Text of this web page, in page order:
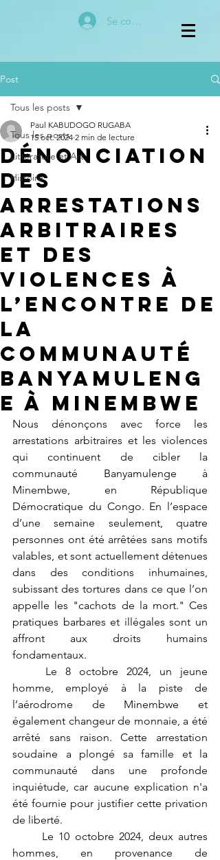
Se connecter
Post
Tous les posts
Littérature et Art
Histoire
Tous les posts
Dénonciation
des
Arrestations
Arbitraires
et des
Violences à
l’Encontre de
la
Communauté
Banyamuleng
e à Minembwe
Paul KABUDOGO RUGABA
15 oct. 2024 2 min de lecture
Nous dénonçons avec force les
arrestations arbitraires et les violences
qui continuent de cibler la
communauté Banyamulenge à
Minembwe, en République
Démocratique du Congo. En l’espace
d’une semaine seulement, quatre
personnes ont été arrêtées sans motifs
valables, et sont actuellement détenues
dans des conditions inhumaines,
subissant des tortures dans ce que l’on
appelle les "cachots de la mort." Ces
pratiques barbares et illégales sont un
affront aux droits humains
fondamentaux.
homme, employé à la piste de
l’aérodrome de Minembwe et
également changeur de monnaie, a été
arrêté sans raison. Cette arrestation
soudaine a plongé sa famille et la
communauté dans une profonde
inquiétude, car aucune explication n'a
été fournie pour justifier cette privation
de liberté.
hommes, en provenance de